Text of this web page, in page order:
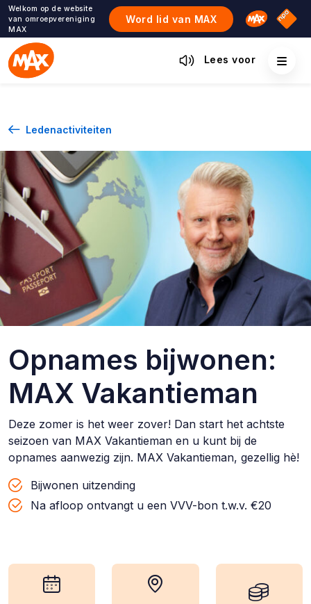
Ga
naar
de
inhoud
Welkom op de website
van omroepvereniging
MAX
Word lid van MAX Omroep
NPO
Lees voor
Ledenactiviteiten
Opnames bijwonen:
MAX Vakantieman
Deze zomer is het weer zover! Dan start het achtste
seizoen van MAX Vakantieman en u kunt bij de
opnames aanwezig zijn. MAX Vakantieman, gezellig hè!
Bijwonen uitzending
Na afloop ontvangt u een VVV-bon t.w.v. €20